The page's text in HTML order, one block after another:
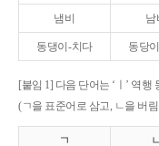
냄비 남
동댕이-치다 동당
[붙임 1] 다음 단어는 ‘ㅣ’ 역
(ㄱ을 표준어로 삼고, ㄴ을 버
ㄱ